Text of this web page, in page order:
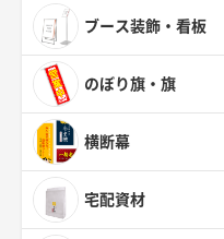
ブース装飾・看板
のぼり旗・旗
横断幕
宅配資材